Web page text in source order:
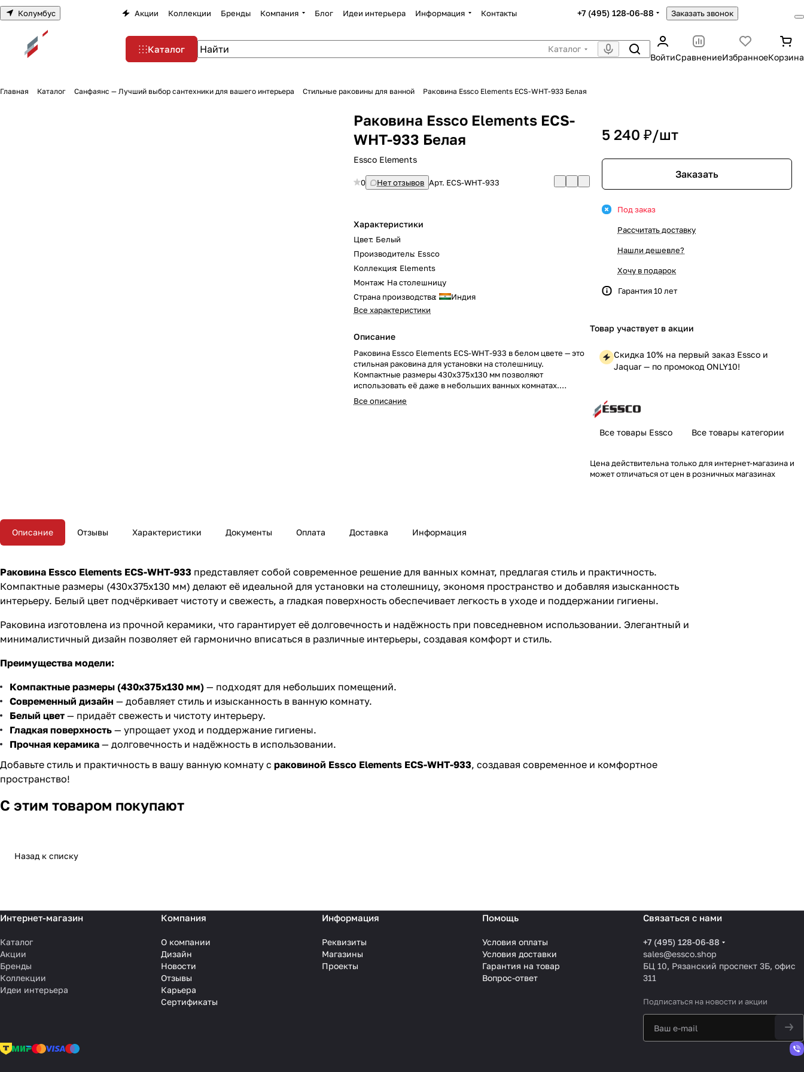
Колумбус Акции Коллекции Бренды Компания Блог Идеи интерьера Информация Контакты +7 (495) 128-06-88 Заказать звонок
Каталог
Каталог
ВойтиСравнениеИзбранноеКорзина
Главная Каталог Санфаянс — Лучший выбор сантехники для вашего интерьера Стильные раковины для ванной Раковина Essco Elements ECS-WHT-933 Белая
Раковина Essco Elements ECS-
WHT-933 Белая
Essco Elements
0 Нет отзывов Арт. ECS-WHT-933
Характеристики
Цвет: Белый
Производитель: Essco
Коллекция: Elements
Монтаж: На столешницу
Страна производства:
Индия
Все характеристики
Описание
Раковина Essco Elements ECS-WHT-933 в белом цвете — это
стильная раковина для установки на столешницу.
Компактные размеры 430x375x130 мм позволяют
использовать её даже в небольших ванных комнатах.
Обновите ваш санузел с этой элегантной и современной
раковиной!
Все описание
5 240 ₽/шт
Заказать
Под заказ
Рассчитать доставку
Нашли дешевле?
Хочу в подарок
Гарантия 10 лет
Товар участвует в акции
Скидка 10% на первый заказ Essco и
Jaquar — по промокод ONLY10!
Все товары Essco Все товары категории
Цена действительна только для интернет-магазина и
может отличаться от цен в розничных магазинах
Описание Отзывы Характеристики Документы Оплата Доставка Информация
Раковина Essco Elements ECS-WHT-933 представляет собой современное решение для ванных комнат, предлагая стиль и практичность.
Компактные размеры (430x375x130 мм) делают её идеальной для установки на столешницу, экономя пространство и добавляя изысканность
интерьеру. Белый цвет подчёркивает чистоту и свежесть, а гладкая поверхность обеспечивает легкость в уходе и поддержании гигиены.
Раковина изготовлена из прочной керамики, что гарантирует её долговечность и надёжность при повседневном использовании. Элегантный и
минималистичный дизайн позволяет ей гармонично вписаться в различные интерьеры, создавая комфорт и стиль.
Преимущества модели:
Компактные размеры (430x375x130 мм) — подходят для небольших помещений.
Современный дизайн — добавляет стиль и изысканность в ванную комнату.
Белый цвет — придаёт свежесть и чистоту интерьеру.
Гладкая поверхность — упрощает уход и поддержание гигиены.
Прочная керамика — долговечность и надёжность в использовании.
Добавьте стиль и практичность в вашу ванную комнату с раковиной Essco Elements ECS-WHT-933, создавая современное и комфортное
пространство!
С этим товаром покупают
Назад к списку
Интернет-магазин
Каталог
Акции
Бренды
Коллекции
Идеи интерьера
Компания
О компании
Дизайн
Новости
Отзывы
Карьера
Сертификаты
Информация
Реквизиты
Магазины
Проекты
Помощь
Условия оплаты
Условия доставки
Гарантия на товар
Вопрос-ответ
Связаться с нами
+7 (495) 128-06-88
sales@essco.shop
БЦ 10, Рязанский проспект 3Б, офис
311
Подписаться на новости и акции